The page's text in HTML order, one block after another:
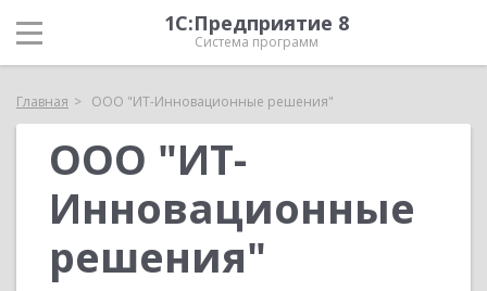
1С:Предприятие 8
Система программ
Главная ООО "ИТ-Инновационные решения"
ООО "ИТ-
Инновационные
решения"